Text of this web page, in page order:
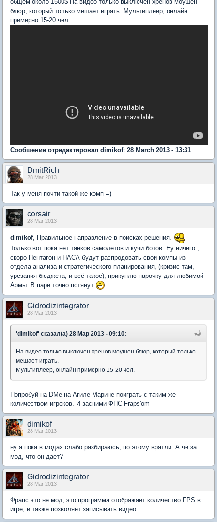
общем около 1500$ На видео только выключен хренов моушен
блюр, который только мешает играть. Мультиплеер, онлайн
примерно 15-20 чел.
Сообщение отредактировал dimikof: 28 March 2013 - 13:31
DmitRich
28 Mar 2013
Так у меня почти такой же комп =)
corsair
28 Mar 2013
dimikof, Правильное направление в поисках решения.
Только вот пока нет танков самолётов и кучи ботов. Ну ничего ,
скоро Пентагон и НАСА будут распродовать свои компы из
отдела анализа и стратегического планирования, (кризис там,
урезания бюджета, и всё такое), прикуплю парочку для любимой
Армы. В паре точно потянут
Gidrodizintegrator
28 Mar 2013
'dimikof' сказал(а) 28 Мар 2013 - 09:10:
На видео только выключен хренов моушен блюр, который только
мешает играть.
Мультиплеер, онлайн примерно 15-20 чел.
Попробуй на DMe на Агиле Марине поиграть с таким же
количеством игроков. И засними ФПС Fraps'om
dimikof
28 Mar 2013
ну я пока в модах слабо разбираюсь, по этому врятли. А че за
мод, что он дает?
Gidrodizintegrator
28 Mar 2013
Фрапс это не мод, это программа отображает количество FPS в
игре, и также позволяет записывать видео.